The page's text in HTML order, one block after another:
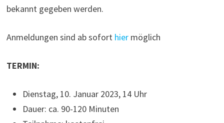
bekannt gegeben werden.
Anmeldungen sind ab sofort hier möglich
TERMIN:
Dienstag, 10. Januar 2023, 14 Uhr
Dauer: ca. 90-120 Minuten